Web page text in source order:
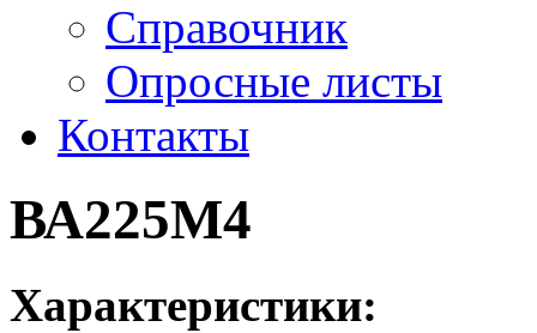
Справочник
Опросные листы
Контакты
ВА225М4
Характеристики: